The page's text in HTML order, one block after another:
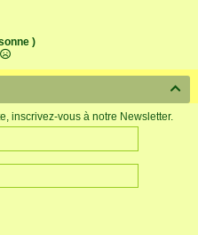
)

inscrivez-vous à notre Newsletter.